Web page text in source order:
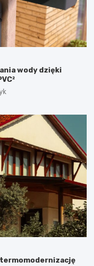
wody dzięki